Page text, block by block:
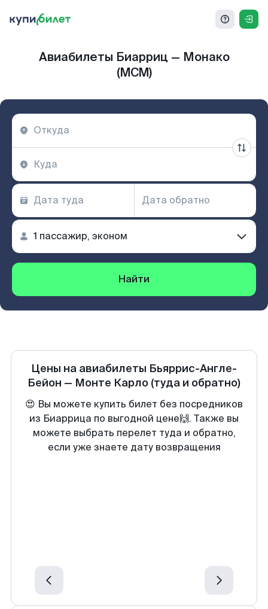
Авиабилеты Биарриц — Монако
(MCM)
Найти
Цены на авиабилеты Бьяррис-Англе-
Бейон — Монте Карло (туда и обратно)
😍 Вы можете купить билет без посредников
из Биаррица по выгодной цене🙌. Также вы
можете выбрать перелет туда и обратно,
если уже знаете дату возвращения